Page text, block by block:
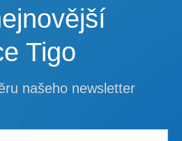
Tigo
našeho newsletter